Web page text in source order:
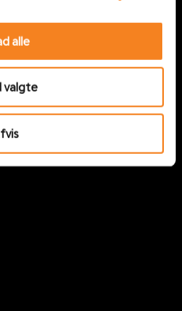
alle
valgte